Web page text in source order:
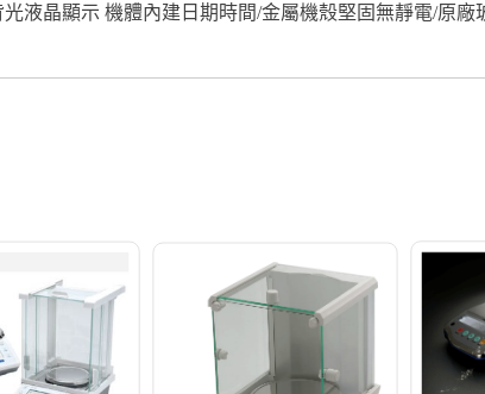
液晶顯示 機體內建日期時間/金屬機殼堅固無靜電/原廠